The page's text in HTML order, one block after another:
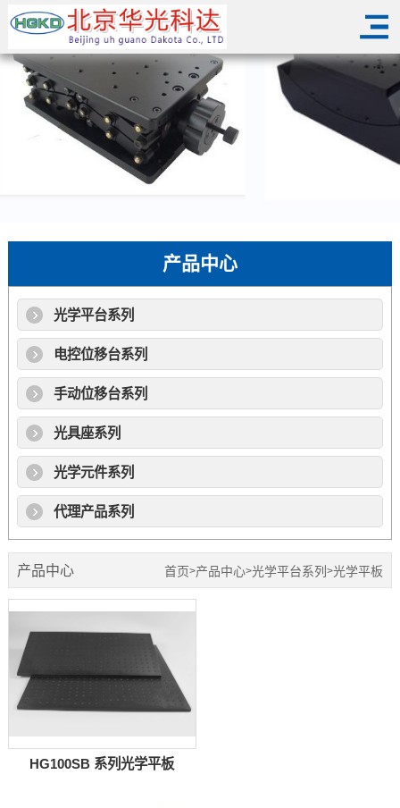
产品中心
光学平台系列
电控位移台系列
手动位移台系列
光具座系列
光学元件系列
代理产品系列
产品中心 首页>产品中心>光学平台系列>光学平板
HG100SB 系列光学平板